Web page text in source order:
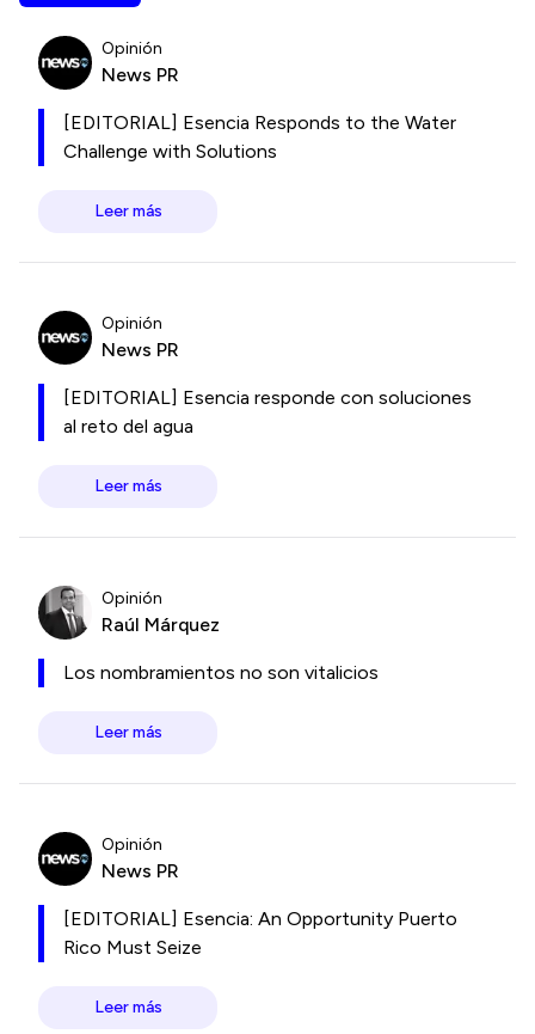
Opinión
News PR
[EDITORIAL] Esencia Responds to the Water
Challenge with Solutions
Leer más
Opinión
News PR
[EDITORIAL] Esencia responde con soluciones
al reto del agua
Leer más
Opinión
Raúl Márquez
Los nombramientos no son vitalicios
Leer más
Opinión
News PR
[EDITORIAL] Esencia: An Opportunity Puerto
Rico Must Seize
Leer más